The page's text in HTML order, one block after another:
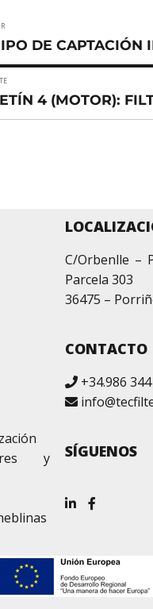
DE CAPTACIÓN
4 (MOTOR):
y
C/Orbenlle –
Parcela 303
36475 –
CONTACTO
+34.986
SÍGUENOS